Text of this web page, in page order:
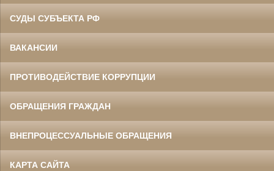
СУДЫ СУБЪЕКТА РФ
ВАКАНСИИ
ПРОТИВОДЕЙСТВИЕ КОРРУПЦИИ
ОБРАЩЕНИЯ ГРАЖДАН
ВНЕПРОЦЕССУАЛЬНЫЕ ОБРАЩЕНИЯ
КАРТА САЙТА